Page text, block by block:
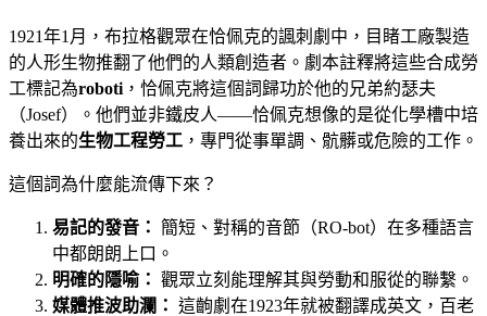
1921年1月，布拉格觀眾在恰佩克的諷刺劇中，目睹工廠製造
的人形生物推翻了他們的人類創造者。劇本註釋將這些合成勞
工標記為roboti ，恰佩克將這個詞歸功於他的兄弟約瑟夫
（Josef）。他們並非鐵皮人——恰佩克想像的是從化學槽中培
養出來的生物工程勞工 ，專門從事單調、骯髒或危險的工作。
這個詞為什麼能流傳下來？
易記的發音： 簡短、對稱的音節（RO-bot）在多種語言
中都朗朗上口。
明確的隱喻： 觀眾立刻能理解其與勞動和服從的聯繫。
媒體推波助瀾： 這齣劇在1923年就被翻譯成英文，百老